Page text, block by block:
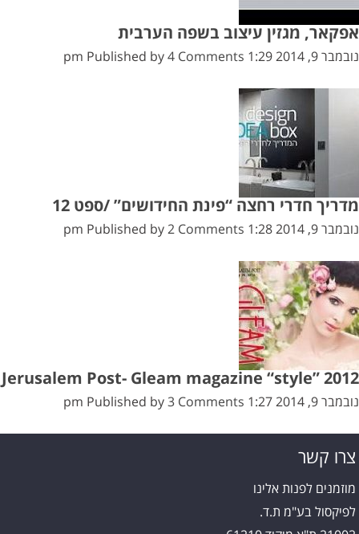
אפקאר, מגזין עיצוב בשפה הערבית
נובמבר 9, 2014 1:29 pm Published by 4 Comments
מדריך חדרי רחצה “פינת החידושים” /ספט 12
נובמבר 9, 2014 1:28 pm Published by 2 Comments
Jerusalem Post- Gleam magazine “style” 2012
נובמבר 9, 2014 1:27 pm Published by 3 Comments
צרו קשר
מוזמנים לפנות אלינו
לפיקסול בע"מ ת.ד.